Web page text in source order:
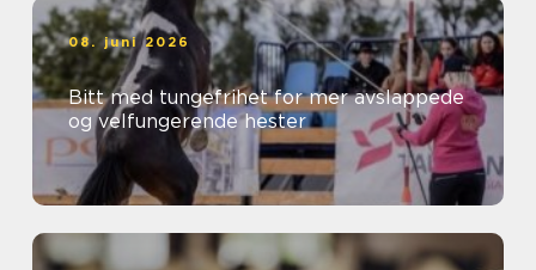
08. juni 2026
Bitt med tungefrihet for mer avslappede
og velfungerende hester